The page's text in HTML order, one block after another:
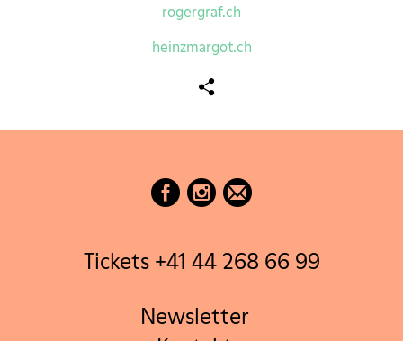
rogergraf.ch
heinzmargot.ch
Tickets +41 44 268 66 99
Newsletter